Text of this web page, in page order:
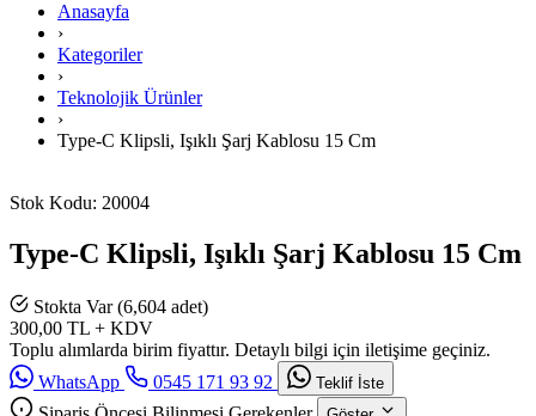
Anasayfa
›
Kategoriler
›
Teknolojik Ürünler
›
Type-C Klipsli, Işıklı Şarj Kablosu 15 Cm
Stok Kodu: 20004
Type-C Klipsli, Işıklı Şarj Kablosu 15 Cm
Stokta Var (6,604 adet)
300,00 TL + KDV
Toplu alımlarda birim fiyattır. Detaylı bilgi için iletişime geçiniz.
WhatsApp
0545 171 93 92 Teklif İste